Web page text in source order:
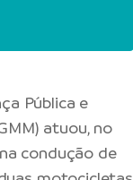
Pública e
atuou, no
condução de